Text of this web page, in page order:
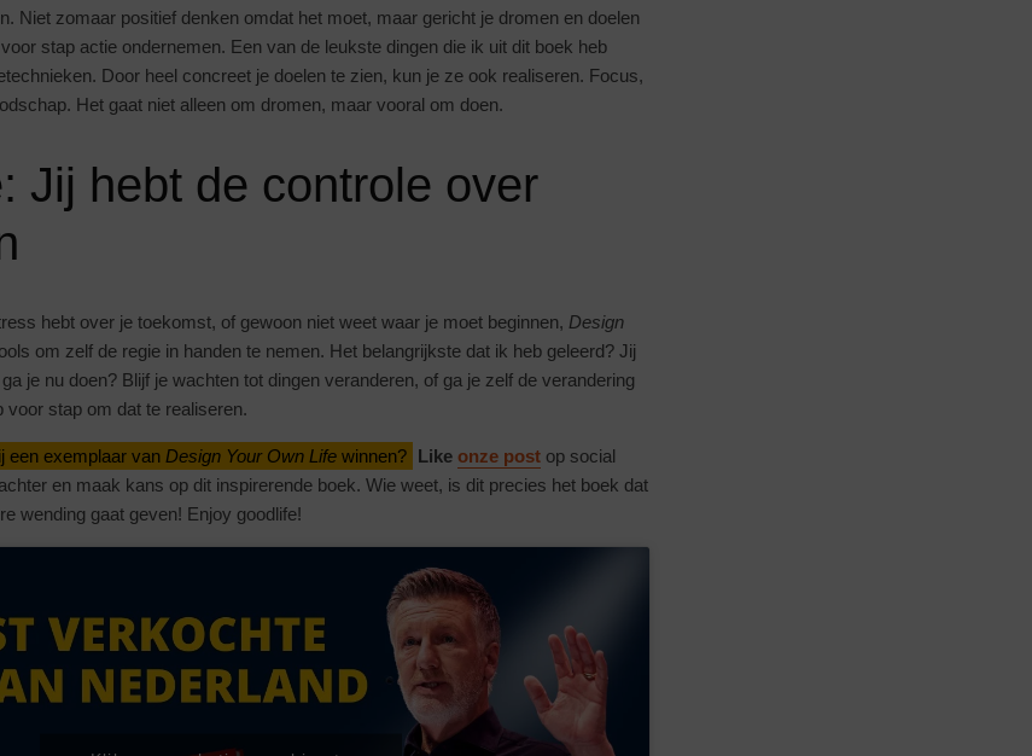
Niet zomaar positief denken omdat het moet, maar gericht je dromen en doelen
stap actie ondernemen. Een van de leukste dingen die ik uit dit boek heb
Door heel concreet je doelen te zien, kun je ze ook realiseren. Focus,
Het gaat niet alleen om dromen, maar vooral om doen.
Jij hebt de controle over
hebt over je toekomst, of gewoon niet weet waar je moet beginnen, Design
om zelf de regie in handen te nemen. Het belangrijkste dat ik heb geleerd? Jij
je nu doen? Blijf je wachten tot dingen veranderen, of ga je zelf de verandering
voor stap om dat te realiseren.
een exemplaar van Design Your Own Life winnen? Like onze post op social
achter en maak kans op dit inspirerende boek. Wie weet, is dit precies het boek dat
wending gaat geven! Enjoy goodlife!